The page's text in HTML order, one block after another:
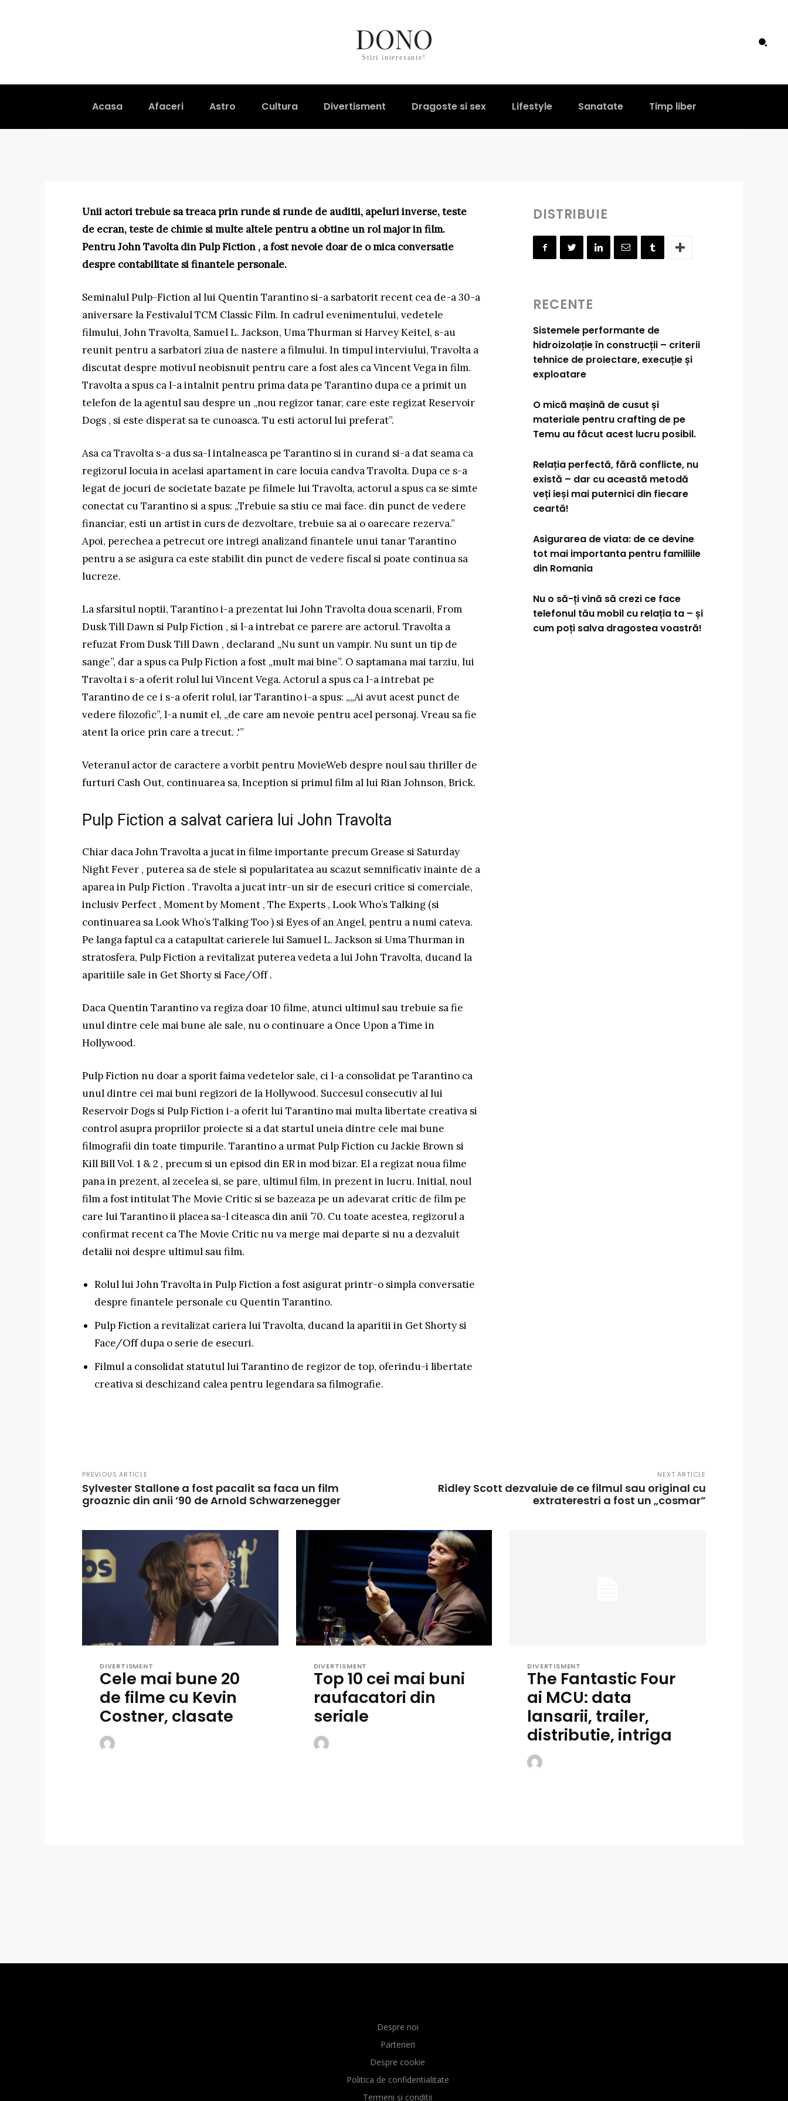
DONO
Stiri interesante!
Acasa Afaceri Astro Cultura Divertisment Dragoste si sex Lifestyle Sanatate Timp liber
distribuit in Pulp Fiction si a refuzat un alt
film cu Tarantino
Unii actori trebuie sa treaca prin runde si runde de auditii, apeluri inverse, teste
de ecran, teste de chimie si multe altele pentru a obtine un rol major in film.
Pentru John Tavolta din Pulp Fiction , a fost nevoie doar de o mica conversatie
despre contabilitate si finantele personale.
Seminalul Pulp-Fiction al lui Quentin Tarantino si-a sarbatorit recent cea de-a 30-a
aniversare la Festivalul TCM Classic Film. In cadrul evenimentului, vedetele
filmului, John Travolta, Samuel L. Jackson, Uma Thurman si Harvey Keitel, s-au
reunit pentru a sarbatori ziua de nastere a filmului. In timpul interviului, Travolta a
discutat despre motivul neobisnuit pentru care a fost ales ca Vincent Vega in film.
Travolta a spus ca l-a intalnit pentru prima data pe Tarantino dupa ce a primit un
telefon de la agentul sau despre un „nou regizor tanar, care este regizat Reservoir
Dogs , si este disperat sa te cunoasca. Tu esti actorul lui preferat”.
Asa ca Travolta s-a dus sa-l intalneasca pe Tarantino si in curand si-a dat seama ca
regizorul locuia in acelasi apartament in care locuia candva Travolta. Dupa ce s-a
legat de jocuri de societate bazate pe filmele lui Travolta, actorul a spus ca se simte
conectat cu Tarantino si a spus: „Trebuie sa stiu ce mai face. din punct de vedere
financiar, esti un artist in curs de dezvoltare, trebuie sa ai o oarecare rezerva.”
Apoi, perechea a petrecut ore intregi analizand finantele unui tanar Tarantino
pentru a se asigura ca este stabilit din punct de vedere fiscal si poate continua sa
lucreze.
La sfarsitul noptii, Tarantino i-a prezentat lui John Travolta doua scenarii, From
Dusk Till Dawn si Pulp Fiction , si l-a intrebat ce parere are actorul. Travolta a
refuzat From Dusk Till Dawn , declarand „Nu sunt un vampir. Nu sunt un tip de
sange”, dar a spus ca Pulp Fiction a fost „mult mai bine”. O saptamana mai tarziu, lui
Travolta i s-a oferit rolul lui Vincent Vega. Actorul a spus ca l-a intrebat pe
Tarantino de ce i s-a oferit rolul, iar Tarantino i-a spus: „„Ai avut acest punct de
vedere filozofic”, l-a numit el, „de care am nevoie pentru acel personaj. Vreau sa fie
atent la orice prin care a trecut. .'”
Veteranul actor de caractere a vorbit pentru MovieWeb despre noul sau thriller de
furturi Cash Out, continuarea sa, Inception si primul film al lui Rian Johnson, Brick.
Pulp Fiction a salvat cariera lui John Travolta
Chiar daca John Travolta a jucat in filme importante precum Grease si Saturday
Night Fever , puterea sa de stele si popularitatea au scazut semnificativ inainte de a
aparea in Pulp Fiction . Travolta a jucat intr-un sir de esecuri critice si comerciale,
inclusiv Perfect , Moment by Moment , The Experts , Look Who’s Talking (si
continuarea sa Look Who’s Talking Too ) si Eyes of an Angel, pentru a numi cateva.
Pe langa faptul ca a catapultat carierele lui Samuel L. Jackson si Uma Thurman in
stratosfera, Pulp Fiction a revitalizat puterea vedeta a lui John Travolta, ducand la
aparitiile sale in Get Shorty si Face/Off .
Daca Quentin Tarantino va regiza doar 10 filme, atunci ultimul sau trebuie sa fie
unul dintre cele mai bune ale sale, nu o continuare a Once Upon a Time in
Hollywood.
Pulp Fiction nu doar a sporit faima vedetelor sale, ci l-a consolidat pe Tarantino ca
unul dintre cei mai buni regizori de la Hollywood. Succesul consecutiv al lui
Reservoir Dogs si Pulp Fiction i-a oferit lui Tarantino mai multa libertate creativa si
control asupra propriilor proiecte si a dat startul uneia dintre cele mai bune
filmografii din toate timpurile. Tarantino a urmat Pulp Fiction cu Jackie Brown si
Kill Bill Vol. 1 & 2 , precum si un episod din ER in mod bizar. El a regizat noua filme
pana in prezent, al zecelea si, se pare, ultimul film, in prezent in lucru. Initial, noul
film a fost intitulat The Movie Critic si se bazeaza pe un adevarat critic de film pe
care lui Tarantino ii placea sa-l citeasca din anii ’70. Cu toate acestea, regizorul a
confirmat recent ca The Movie Critic nu va merge mai departe si nu a dezvaluit
detalii noi despre ultimul sau film.
Rolul lui John Travolta in Pulp Fiction a fost asigurat printr-o simpla conversatie
despre finantele personale cu Quentin Tarantino.
Pulp Fiction a revitalizat cariera lui Travolta, ducand la aparitii in Get Shorty si
Face/Off dupa o serie de esecuri.
Filmul a consolidat statutul lui Tarantino de regizor de top, oferindu-i libertate
creativa si deschizand calea pentru legendara sa filmografie.
DISTRIBUIE
RECENTE
Sistemele performante de
hidroizolație în construcții – criterii
tehnice de proiectare, execuție și
exploatare
O mică mașină de cusut și
materiale pentru crafting de pe
Temu au făcut acest lucru posibil.
Relația perfectă, fără conflicte, nu
există – dar cu această metodă
veți ieși mai puternici din fiecare
ceartă!
Asigurarea de viata: de ce devine
tot mai importanta pentru familiile
din Romania
Nu o să-ți vină să crezi ce face
telefonul tău mobil cu relația ta – și
cum poți salva dragostea voastră!
PREVIOUS ARTICLE
Sylvester Stallone a fost pacalit sa faca un film
groaznic din anii ’90 de Arnold Schwarzenegger
NEXT ARTICLE
Ridley Scott dezvaluie de ce filmul sau original cu
extraterestri a fost un „cosmar”
DIVERTISMENT
Cele mai bune 20
de filme cu Kevin
Costner, clasate
DIVERTISMENT
Top 10 cei mai buni
raufacatori din
seriale
DIVERTISMENT
The Fantastic Four
ai MCU: data
lansarii, trailer,
distributie, intriga
Despre noi
Parteneri
Despre cookie
Politica de confidentialitate
Termeni si conditii